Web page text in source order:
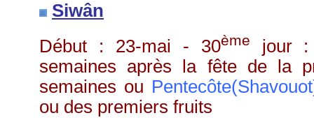
Siwân
Début : 23-mai - 30ème
jour :
semaines après la fête de la
semaines ou Pentecôte(Shavouot
ou des premiers fruits